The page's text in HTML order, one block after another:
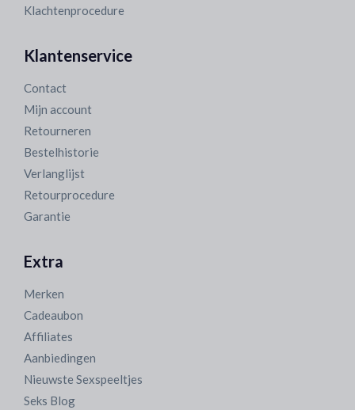
Klachtenprocedure
Klantenservice
Contact
Mijn account
Retourneren
Bestelhistorie
Verlanglijst
Retourprocedure
Garantie
Extra
Merken
Cadeaubon
Affiliates
Aanbiedingen
Nieuwste Sexspeeltjes
Seks Blog